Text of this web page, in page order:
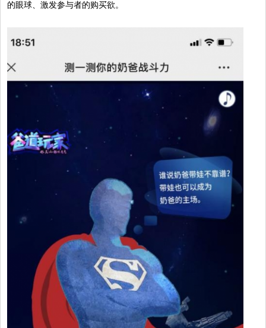
的眼球、激发参与者的购买欲。